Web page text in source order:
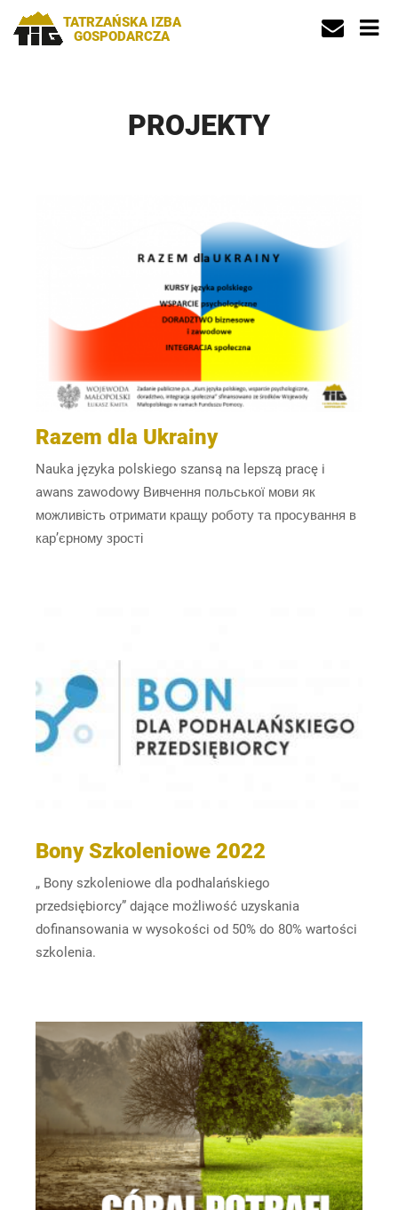
TATRZAŃSKA IZBA
GOSPODARCZA
PROJEKTY
Razem dla Ukrainy
Nauka języka polskiego szansą na lepszą pracę i
awans zawodowy Вивчення польської мови як
можливість отримати кращу роботу та просування в
кар’єрному зрості
Bony Szkoleniowe 2022
„ Bony szkoleniowe dla podhalańskiego
przedsiębiorcy” dające możliwość uzyskania
dofinansowania w wysokości od 50% do 80% wartości
szkolenia.